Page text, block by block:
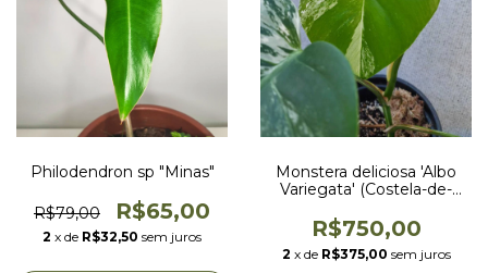
Philodendron sp "Minas"
R$79,00 R$65,00
2 x de R$32,50 sem juros
Monstera deliciosa 'Albo
Variegata' (Costela-de-
R$750,00
2 x de R$375,00 sem juros